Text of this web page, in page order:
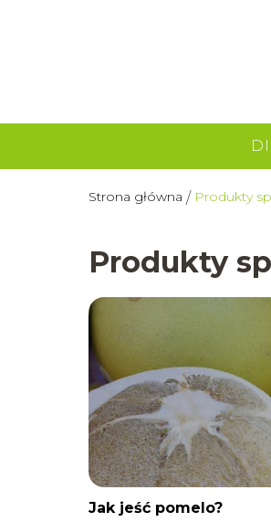
Strona główna / Produkty
Produkty
Jak jeść pomelo?